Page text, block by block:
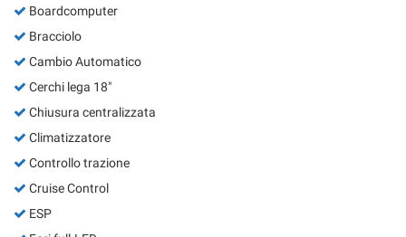
Boardcomputer
Bracciolo
Cambio Automatico
Cerchi lega 18"
Chiusura centralizzata
Climatizzatore
Controllo trazione
Cruise Control
ESP